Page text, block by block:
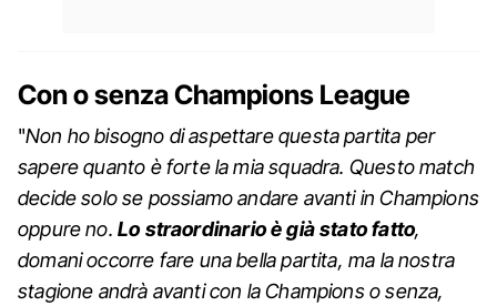
Con o senza Champions League
"Non ho bisogno di aspettare questa partita per
sapere quanto è forte la mia squadra. Questo match
decide solo se possiamo andare avanti in Champions
oppure no. Lo straordinario è già stato fatto,
domani occorre fare una bella partita, ma la nostra
stagione andrà avanti con la Champions o senza,